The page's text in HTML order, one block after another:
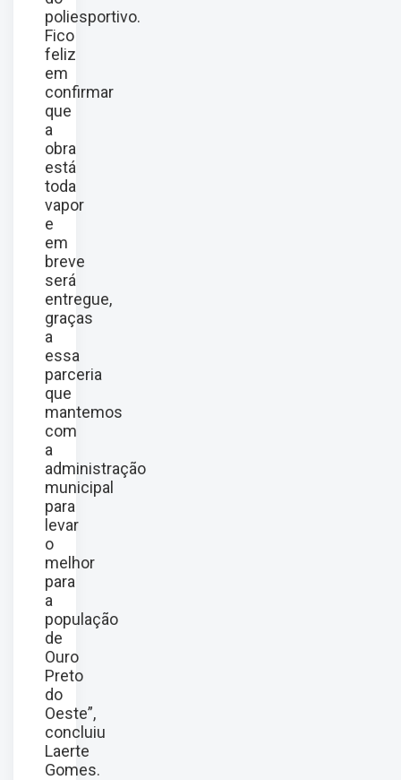
poliesportivo.
Fico
feliz
em
confirmar
que
a
obra
está
toda
vapor
e
em
breve
será
entregue,
graças
a
essa
parceria
que
mantemos
com
a
administração
municipal
para
levar
o
melhor
para
a
população
de
Ouro
Preto
do
Oeste”,
concluiu
Laerte
Gomes.